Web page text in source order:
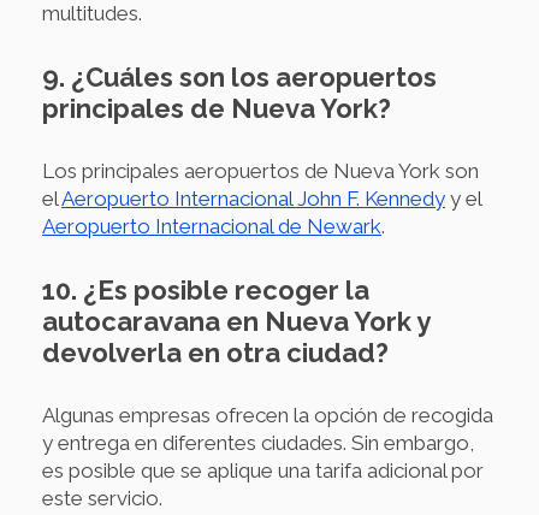
multitudes.
9. ¿Cuáles son los aeropuertos
principales de Nueva York?
Los principales aeropuertos de Nueva York son
elAeropuerto Internacional John F. Kennedy y el
Aeropuerto Internacional de Newark.
10. ¿Es posible recoger la
autocaravana en Nueva York y
devolverla en otra ciudad?
Algunas empresas ofrecen la opción de recogida
y entrega en diferentes ciudades. Sin embargo,
es posible que se aplique una tarifa adicional por
este servicio.